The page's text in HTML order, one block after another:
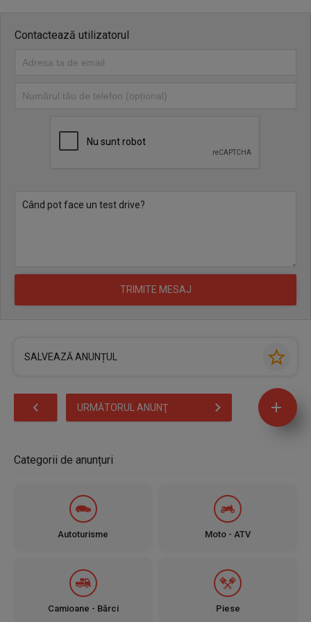
Contactează utilizatorul
SALVEAZĂ ANUNȚUL
URMĂTORUL ANUNŢ
Categorii de anunțuri
Autoturisme Moto - ATV
Camioane - Bărci Piese